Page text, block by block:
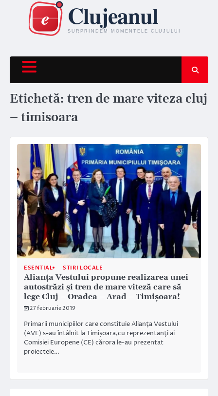
content
Etichetă: tren de mare viteza cluj
– timisoara
ESENTIAL STIRI LOCALE
Alianța Vestului propune realizarea unei
autostrăzi și tren de mare viteză care să
lege Cluj – Oradea – Arad – Timișoara!
27 februarie 2019
Primarii municipiilor care constituie Alianţa Vestului
(AVE) s-au întâlnit la Timişoara,cu reprezentanţi ai
Comisiei Europene (CE) cărora le-au prezentat
proiectele…